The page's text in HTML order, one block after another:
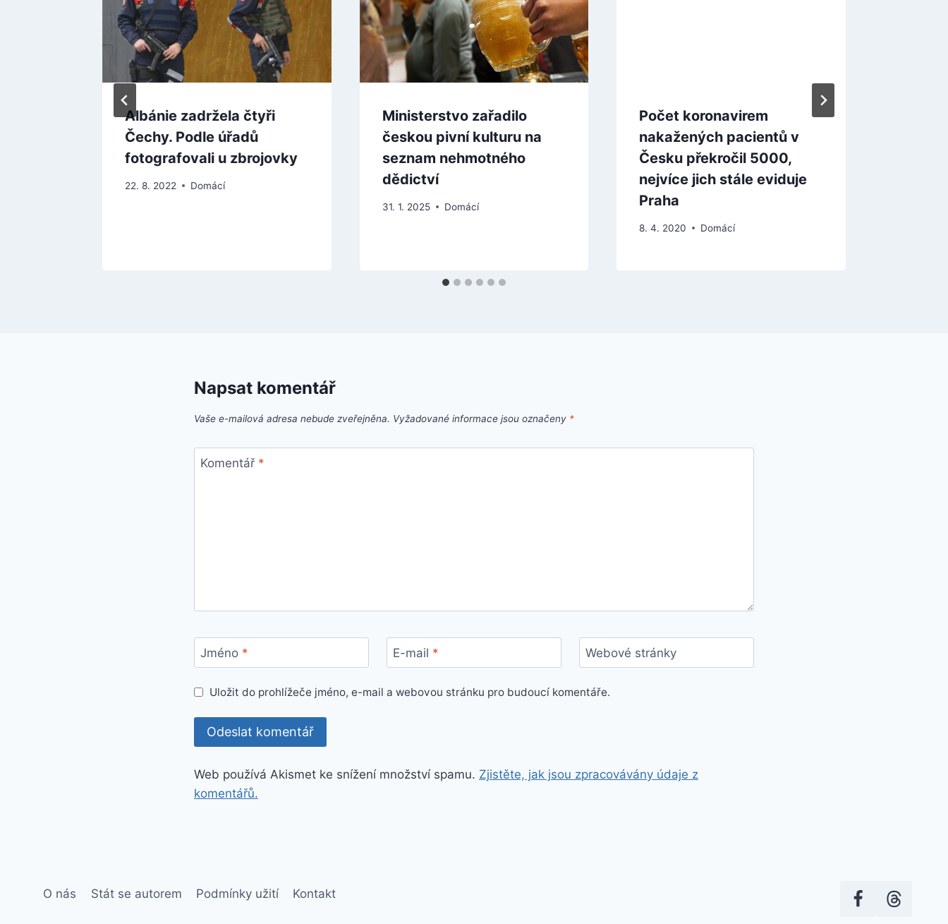
Albánie zadržela čtyři
Čechy. Podle úřadů
fotografovali u zbrojovky
22. 8. 2022 Domácí
Ministerstvo zařadilo
českou pivní kulturu na
seznam nehmotného
dědictví
31. 1. 2025 Domácí
Počet koronavirem
nakažených pacientů v
Česku překročil 5000,
nejvíce jich stále eviduje
Praha
8. 4. 2020 Domácí
Napsat komentář
Vaše e-mailová adresa nebude zveřejněna. Vyžadované informace jsou označeny *
Komentář *
Jméno * E-mail * Webové stránky
Uložit do prohlížeče jméno, e-mail a webovou stránku pro budoucí komentáře.
Web používá Akismet ke snížení množství spamu. Zjistěte, jak jsou zpracovávány údaje z
komentářů.
O nás Stát se autorem Podmínky užití Kontakt